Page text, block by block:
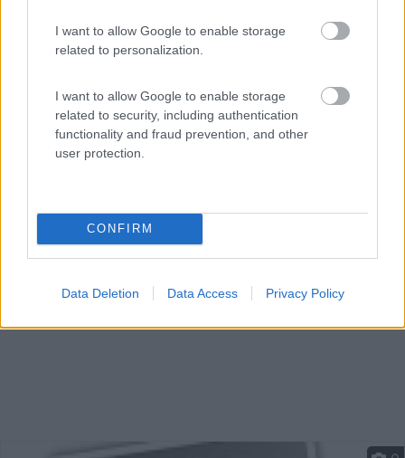
I want to allow Google to enable storage
related to personalization.
I want to allow Google to enable storage
related to security, including authentication
functionality and fraud prevention, and other
user protection.
CONFIRM
Data Deletion Data Access Privacy Policy
6 1
Servizi / Posizione
L'agriturismo, a 2 km dal centro storico di Sacile, dispo...
Sacile (PN) - 85.9km